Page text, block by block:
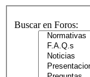
Buscar en Foros: